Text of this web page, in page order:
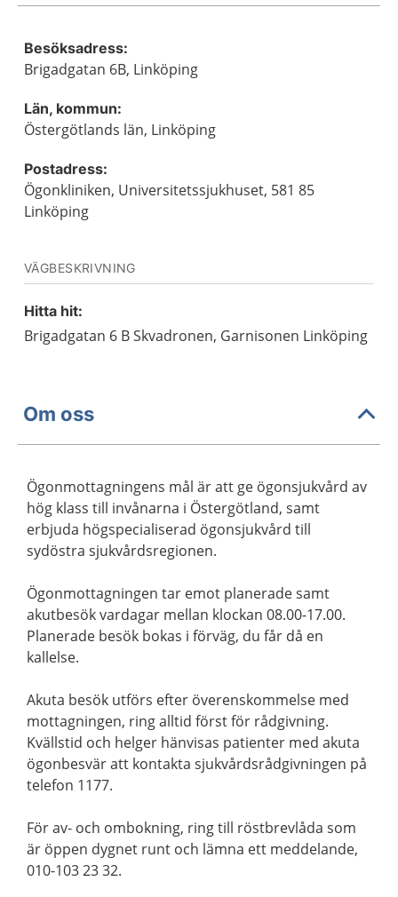
Besöksadress:
Brigadgatan 6B, Linköping
Län, kommun:
Östergötlands län, Linköping
Postadress:
Ögonkliniken, Universitetssjukhuset, 581 85
Linköping
VÄGBESKRIVNING
Hitta hit:
Brigadgatan 6 B Skvadronen, Garnisonen Linköping
Om oss
Ögonmottagningens mål är att ge ögonsjukvård av
hög klass till invånarna i Östergötland, samt
erbjuda högspecialiserad ögonsjukvård till
sydöstra sjukvårdsregionen.
Ögonmottagningen tar emot planerade samt
akutbesök vardagar mellan klockan 08.00-17.00.
Planerade besök bokas i förväg, du får då en
kallelse.
Akuta besök utförs efter överenskommelse med
mottagningen, ring alltid först för rådgivning.
Kvällstid och helger hänvisas patienter med akuta
ögonbesvär att kontakta sjukvårdsrådgivningen på
telefon 1177.
För av- och ombokning, ring till röstbrevlåda som
är öppen dygnet runt och lämna ett meddelande,
010-103 23 32.